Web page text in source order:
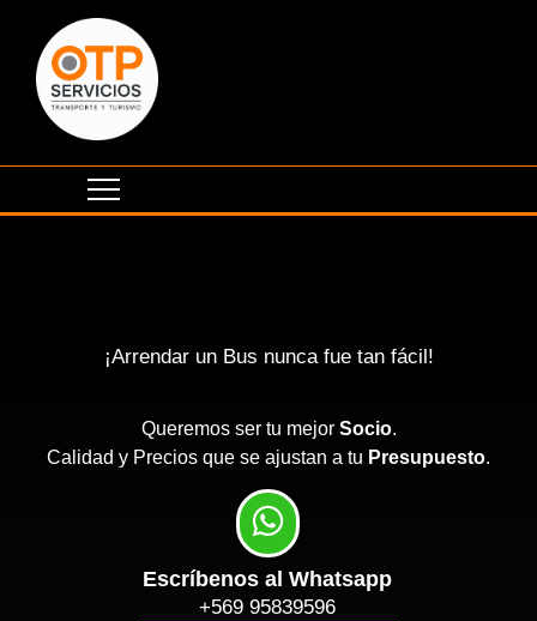
¡Arrendar un Bus nunca fue tan fácil!
Queremos ser tu mejor Socio.
Calidad y Precios que se ajustan a tu Presupuesto.
Escríbenos al Whatsapp
+569 95839596